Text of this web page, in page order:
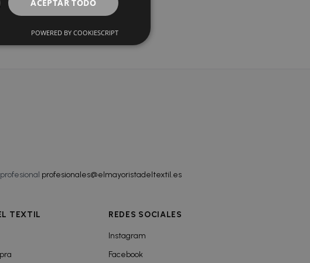
profesionales@elmayoristadeltextil.es
TEXTIL REDES SOCIALES
Instagram
Facebook
ACEPTAR TODO
POWERED BY COOKIESCRIPT